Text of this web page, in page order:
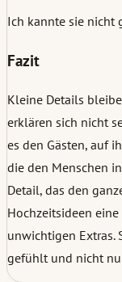
Ich kannte sie nicht
Fazit
Kleine Details
erklären sich nicht
es den Gästen, auf
die den Menschen
Detail, das den
Hochzeitsideen
unwichtigen Extras.
gefühlt und nicht